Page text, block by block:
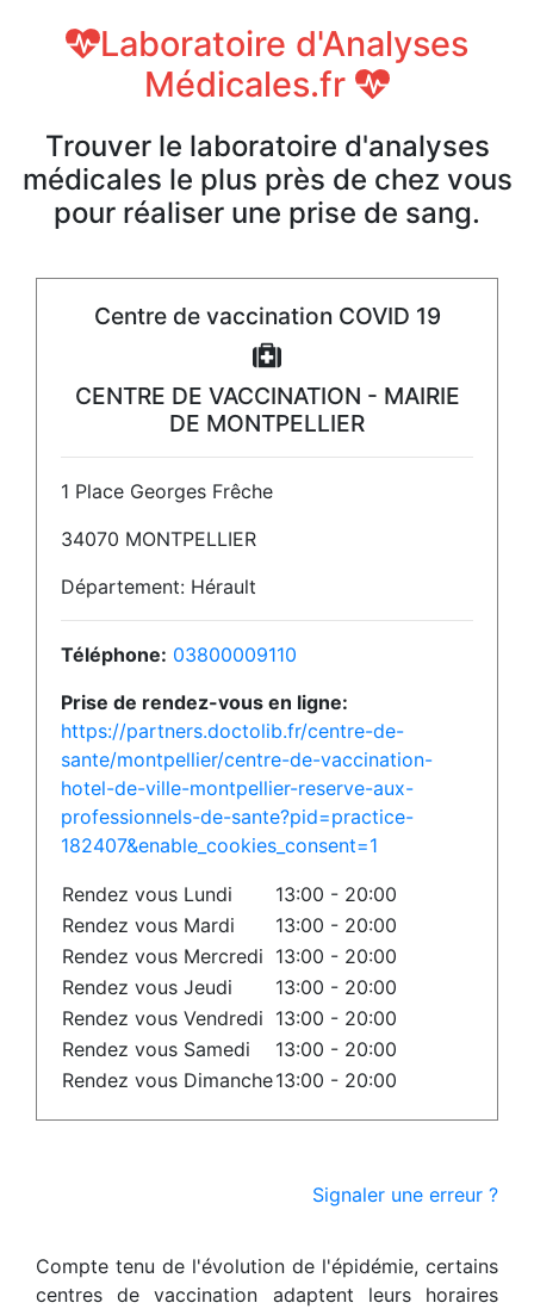
Laboratoire d'Analyses
Médicales.fr
Trouver le laboratoire d'analyses
médicales le plus près de chez vous
pour réaliser une prise de sang.
Centre de vaccination COVID 19
CENTRE DE VACCINATION - MAIRIE
DE MONTPELLIER
1 Place Georges Frêche
34070 MONTPELLIER
Département: Hérault
Téléphone: 03800009110
Prise de rendez-vous en ligne:
https://partners.doctolib.fr/centre-de-
sante/montpellier/centre-de-vaccination-
hotel-de-ville-montpellier-reserve-aux-
professionnels-de-sante?pid=practice-
182407&enable_cookies_consent=1
Rendez vous Lundi
13:00 - 20:00
Rendez vous Mardi
13:00 - 20:00
Rendez vous Mercredi 13:00 - 20:00
Rendez vous Jeudi
13:00 - 20:00
Rendez vous Vendredi 13:00 - 20:00
Rendez vous Samedi
13:00 - 20:00
Rendez vous Dimanche13:00 - 20:00
Signaler une erreur ?
Compte tenu de l'évolution de l'épidémie, certains
centres de vaccination adaptent leurs horaires